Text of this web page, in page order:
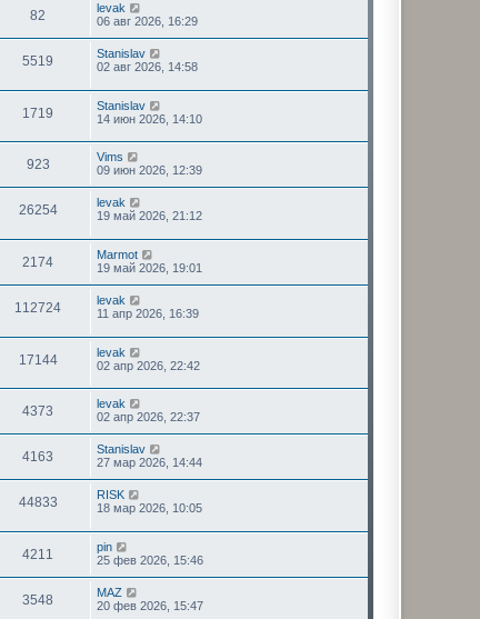
82
levak
06 авг 2026, 16:29
5519
Stanislav
02 авг 2026, 14:58
1719
Stanislav
14 июн 2026, 14:10
923
Vims
09 июн 2026, 12:39
26254
levak
19 май 2026, 21:12
2174
Marmot
19 май 2026, 19:01
112724
levak
11 апр 2026, 16:39
17144
levak
02 апр 2026, 22:42
4373
levak
02 апр 2026, 22:37
4163
Stanislav
27 мар 2026, 14:44
44833
RISK
18 мар 2026, 10:05
4211
pin
25 фев 2026, 15:46
3548
MAZ
20 фев 2026, 15:47